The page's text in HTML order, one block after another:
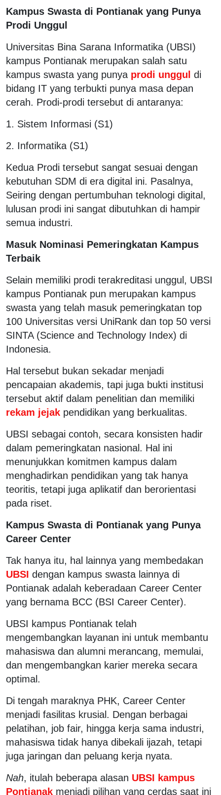
Kampus Swasta di Pontianak yang Punya
Prodi Unggul
Universitas Bina Sarana Informatika (UBSI)
kampus Pontianak merupakan salah satu
kampus swasta yang punya prodi unggul di
bidang IT yang terbukti punya masa depan
cerah. Prodi-prodi tersebut di antaranya:
1. Sistem Informasi (S1)
2. Informatika (S1)
Kedua Prodi tersebut sangat sesuai dengan
kebutuhan SDM di era digital ini. Pasalnya,
Seiring dengan pertumbuhan teknologi digital,
lulusan prodi ini sangat dibutuhkan di hampir
semua industri.
Masuk Nominasi Pemeringkatan Kampus
Terbaik
Selain memiliki prodi terakreditasi unggul, UBSI
kampus Pontianak pun merupakan kampus
swasta yang telah masuk pemeringkatan top
100 Universitas versi UniRank dan top 50 versi
SINTA (Science and Technology Index) di
Indonesia.
Hal tersebut bukan sekadar menjadi
pencapaian akademis, tapi juga bukti institusi
tersebut aktif dalam penelitian dan memiliki
rekam jejak pendidikan yang berkualitas.
UBSI sebagai contoh, secara konsisten hadir
dalam pemeringkatan nasional. Hal ini
menunjukkan komitmen kampus dalam
menghadirkan pendidikan yang tak hanya
teoritis, tetapi juga aplikatif dan berorientasi
pada riset.
Kampus Swasta di Pontianak yang Punya
Career Center
Tak hanya itu, hal lainnya yang membedakan
UBSI dengan kampus swasta lainnya di
Pontianak adalah keberadaan Career Center
yang bernama BCC (BSI Career Center).
UBSI kampus Pontianak telah
mengembangkan layanan ini untuk membantu
mahasiswa dan alumni merancang, memulai,
dan mengembangkan karier mereka secara
optimal.
Di tengah maraknya PHK, Career Center
menjadi fasilitas krusial. Dengan berbagai
pelatihan, job fair, hingga kerja sama industri,
mahasiswa tidak hanya dibekali ijazah, tetapi
juga jaringan dan peluang kerja nyata.
Nah, itulah beberapa alasan UBSI kampus
Pontianak menjadi pilihan yang cerdas saat ini